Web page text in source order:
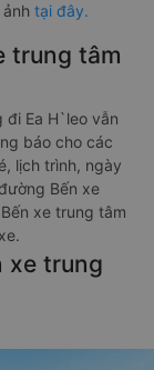
tại đây.
trung tâm
Ea H`leo vẫn
báo cho các
lịch trình, ngày
Bến xe
xe trung tâm
xe trung